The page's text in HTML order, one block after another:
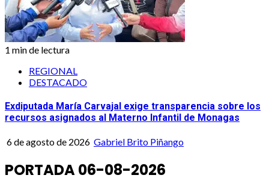
1 min de lectura
REGIONAL
DESTACADO
Exdiputada María Carvajal exige transparencia sobre los
recursos asignados al Materno Infantil de Monagas
6 de agosto de 2026 Gabriel Brito Piñango
PORTADA 06-08-2026